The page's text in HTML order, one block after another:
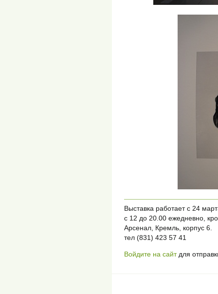
Выставка работает с 24
с 12 до 20.00 ежедневно,
Арсенал, Кремль, корпус 6.
тел (831) 423 57 41
Войдите на сайтдля